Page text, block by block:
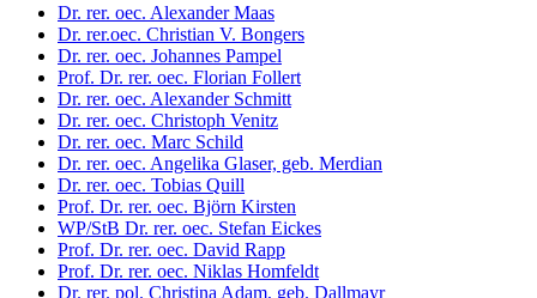
Dr. rer. oec. Alexander Maas
Dr. rer.oec. Christian V. Bongers
Dr. rer. oec. Johannes Pampel
Prof. Dr. rer. oec. Florian Follert
Dr. rer. oec. Alexander Schmitt
Dr. rer. oec. Christoph Venitz
Dr. rer. oec. Marc Schild
Dr. rer. oec. Angelika Glaser, geb. Merdian
Dr. rer. oec. Tobias Quill
Prof. Dr. rer. oec. Björn Kirsten
WP/StB Dr. rer. oec. Stefan Eickes
Prof. Dr. rer. oec. David Rapp
Prof. Dr. rer. oec. Niklas Homfeldt
Dr. rer. pol. Christina Adam, geb. Dallmayr